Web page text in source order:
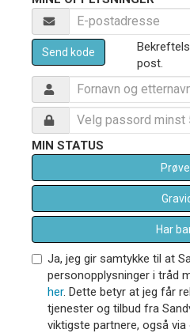
Send kode
post.
MIN STATUS
Har
Ja, jeg gir samtykke til at
personopplysninger i tråd
her. Dette betyr at jeg får
tjenester og tilbud fra
viktigste partnere, også